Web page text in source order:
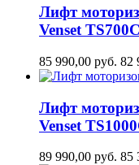
Лифт
Venset TS700С
85 990,00 руб. 82
Лифт
Venset
89 990,00 руб. 85